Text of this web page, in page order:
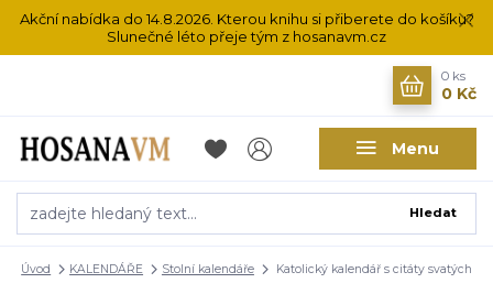
Akční nabídka do 14.8.2026. Kterou knihu si přiberete do košíku?
Slunečné léto přeje tým z hosanavm.cz
Menu
Hledat
0 ks
0 Kč
Úvod KALENDÁŘE Stolní kalendáře
Katolický kalendář s citáty svatých